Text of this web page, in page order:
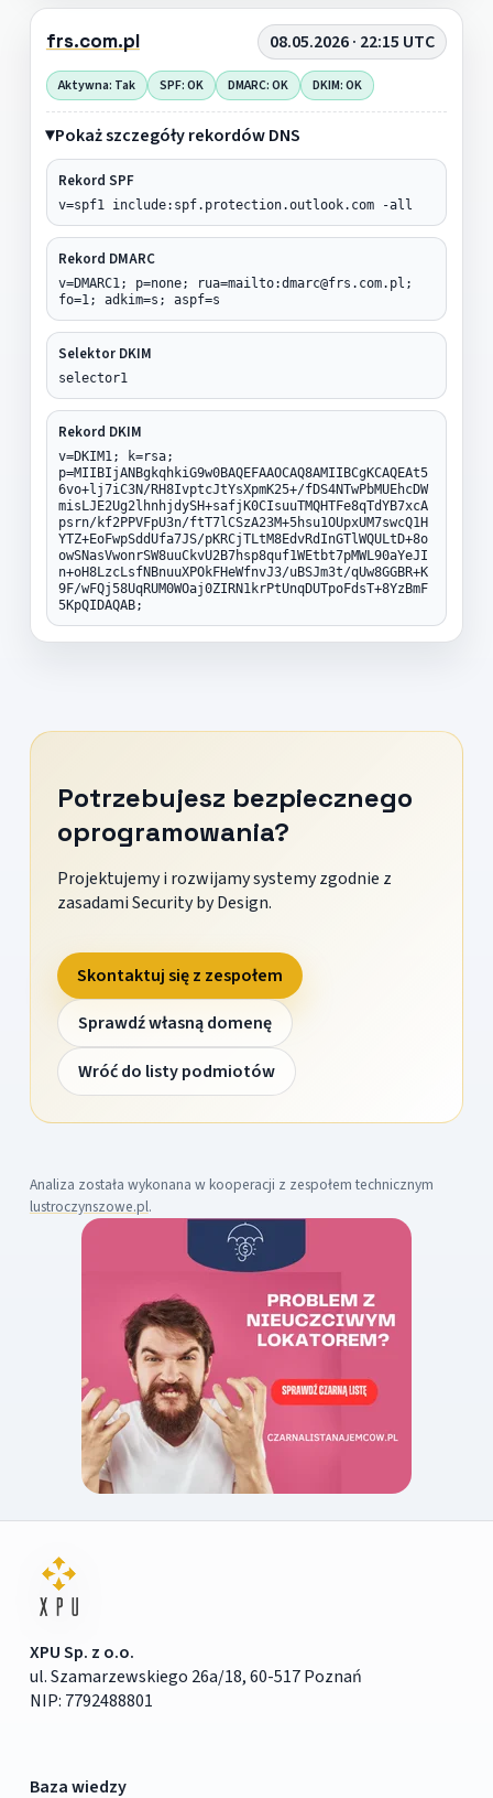
frs.com.pl 08.05.2026 · 22:15 UTC
Aktywna: Tak SPF: OK DMARC: OK DKIM: OK
Pokaż szczegóły rekordów DNS
Rekord SPF
v=spf1 include:spf.protection.outlook.com -all
Rekord DMARC
v=DMARC1; p=none; rua=mailto:dmarc@frs.com.pl;
fo=1; adkim=s; aspf=s
Selektor DKIM
selector1
Rekord DKIM
v=DKIM1; k=rsa;
p=MIIBIjANBgkqhkiG9w0BAQEFAAOCAQ8AMIIBCgKCAQEAt5
6vo+lj7iC3N/RH8IvptcJtYsXpmK25+/fDS4NTwPbMUEhcDW
misLJE2Ug2lhnhjdySH+safjK0CIsuuTMQHTFe8qTdYB7xcA
psrn/kf2PPVFpU3n/ftT7lCSzA23M+5hsu1OUpxUM7swcQ1H
YTZ+EoFwpSddUfa7JS/pKRCjTLtM8EdvRdInGTlWQULtD+8o
owSNasVwonrSW8uuCkvU2B7hsp8quf1WEtbt7pMWL90aYeJI
n+oH8LzcLsfNBnuuXPOkFHeWfnvJ3/uBSJm3t/qUw8GGBR+K
9F/wFQj58UqRUM0WOaj0ZIRN1krPtUnqDUTpoFdsT+8YzBmF
5KpQIDAQAB;
Potrzebujesz bezpiecznego
oprogramowania?
Projektujemy i rozwijamy systemy zgodnie z
zasadami Security by Design.
Skontaktuj się z zespołem
Sprawdź własną domenę
Wróć do listy podmiotów
Analiza została wykonana w kooperacji z zespołem technicznym
lustroczynszowe.pl.
XPU Sp. z o.o.
ul. Szamarzewskiego 26a/18, 60-517 Poznań
NIP: 7792488801
Baza wiedzy